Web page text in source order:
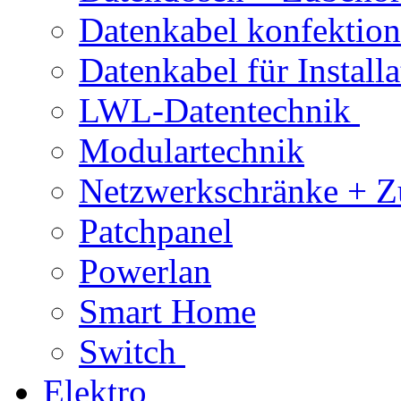
Datenkabel
Datenkabel für
LWL-Datentechnik
Modulartechnik
Netzwerkschränke +
Patchpanel
Powerlan
Smart Home
Switch
Elektro